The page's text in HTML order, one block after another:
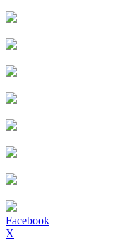
Facebook
X